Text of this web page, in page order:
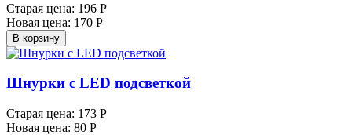
Старая цена: 196 Р
Новая цена: 170 Р
В корзину
Шнурки с LED подсветкой
Старая цена: 173 Р
Новая цена: 80 Р